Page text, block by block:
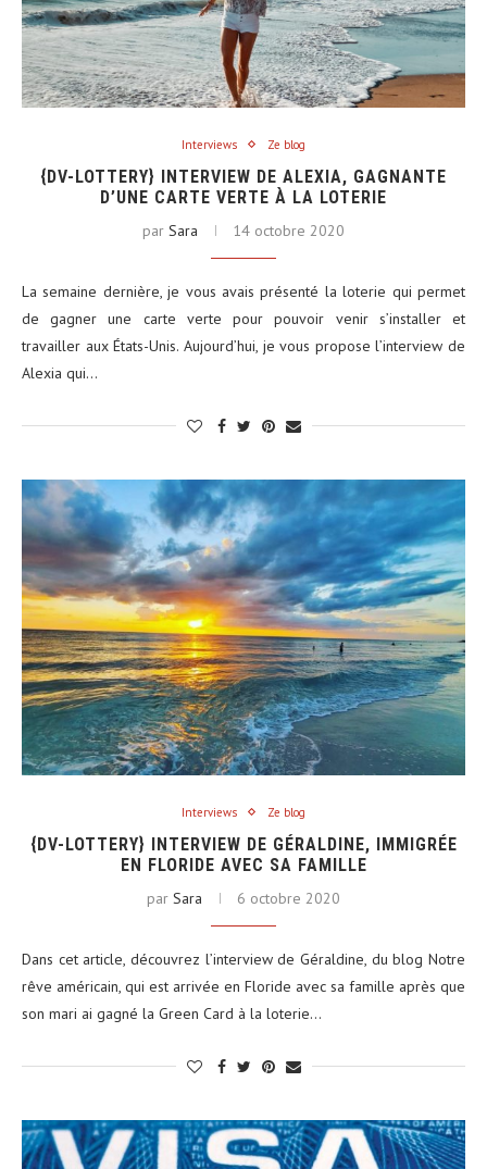
Interviews Ze blog
{DV-LOTTERY} INTERVIEW DE ALEXIA, GAGNANTE
D’UNE CARTE VERTE À LA LOTERIE
par Sara 14 octobre 2020
La semaine dernière, je vous avais présenté la loterie qui permet
de gagner une carte verte pour pouvoir venir s’installer et
travailler aux États-Unis. Aujourd’hui, je vous propose l’interview de
Alexia qui…
Interviews Ze blog
{DV-LOTTERY} INTERVIEW DE GÉRALDINE, IMMIGRÉE
EN FLORIDE AVEC SA FAMILLE
par Sara 6 octobre 2020
Dans cet article, découvrez l’interview de Géraldine, du blog Notre
rêve américain, qui est arrivée en Floride avec sa famille après que
son mari ai gagné la Green Card à la loterie…